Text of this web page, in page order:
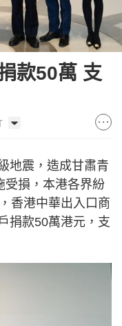
款50萬 支
地震，造成甘肅青
受損，本港各界紛
香港中華出入口商
捐款50萬港元，支